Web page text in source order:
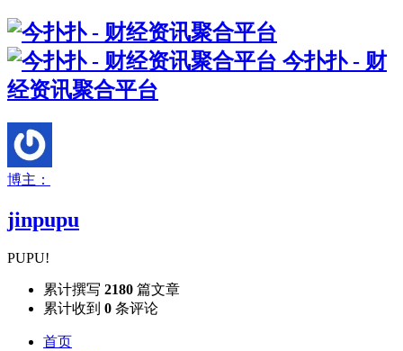
今扑扑 - 财
经资讯聚合平台
博主：
jinpupu
PUPU!
累计撰写 2180 篇文章
累计收到 0 条评论
首页